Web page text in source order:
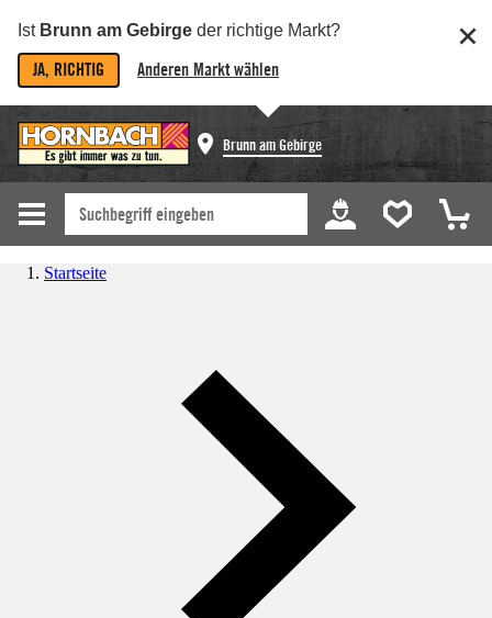
Ist Brunn am Gebirge der richtige Markt?
JA, RICHTIG Anderen Markt wählen
Brunn am Gebirge
Startseite